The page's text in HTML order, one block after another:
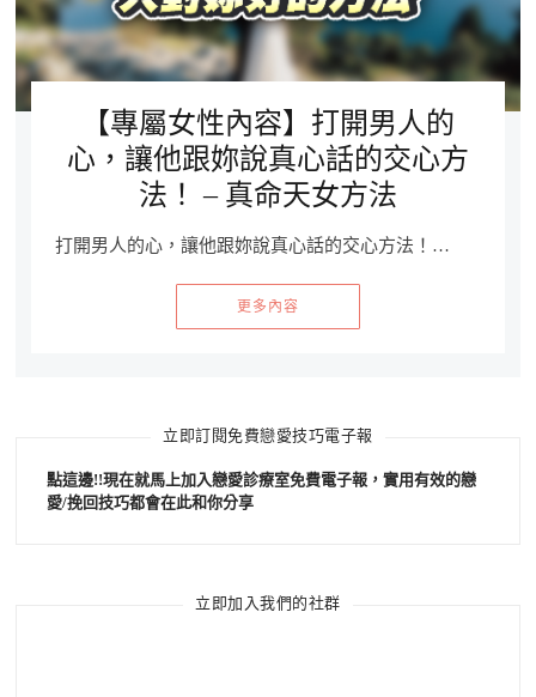
【專屬女性內容】打開男人的
心，讓他跟妳說真心話的交心方
法！ – 真命天女方法
打開男人的心，讓他跟妳說真心話的交心方法！…
更多內容
立即訂閱免費戀愛技巧電子報
點這邊!!現在就馬上加入戀愛診療室免費電子報，實用有效的戀
愛/挽回技巧都會在此和你分享
立即加入我們的社群